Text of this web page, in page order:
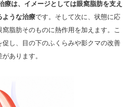
は、 イメージとしては眼窩脂肪を支え
ような治療です。そして次に、状態に応
脂肪そのものに熱作用を加えます。こ
し、目の下のふくらみや影クマの改善
あります。